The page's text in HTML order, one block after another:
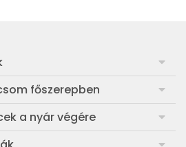
főszerepben
eltevése télre
a nyár végére